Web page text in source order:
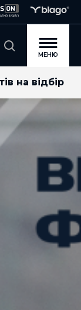
МЕНЮ
на відбір